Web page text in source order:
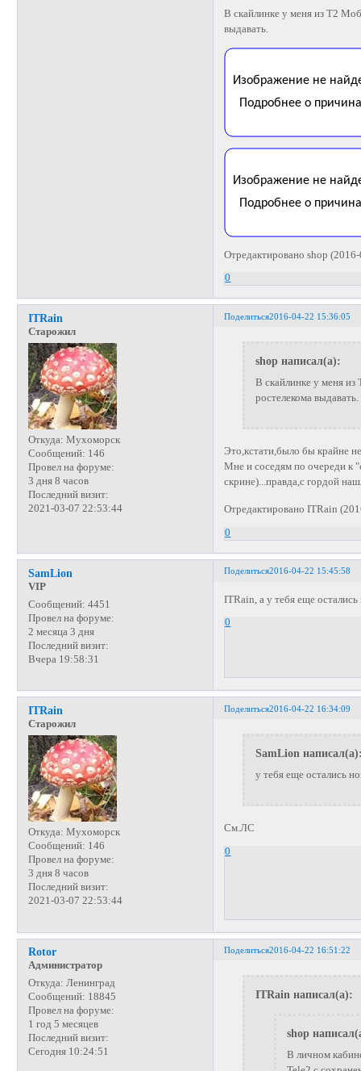
В скайлинке у меня из Т2
выдавать.
Отредактировано shop
0
Поделиться2016-04-22 15:36:05
ITRain
Старожил
Откуда: Мухоморск
Сообщений: 146
Провел на форуме:
3 дня 8 часов
Последний визит:
2021-03-07 22:53:44
shop написал(а):
В скайлинке у меня
ростелекома выдавать.
Это,кстати,было бы крайне
Мне и соседям по очереди к
скрине)...правда,с гордой
Отредактировано ITRain
0
Поделиться2016-04-22 15:45:58
SamLion
VIP
Сообщений: 4451
Провел на форуме:
2 месяца 3 дня
Последний визит:
Вчера 19:58:31
ITRain, а у тебя еще
0
Поделиться2016-04-22 16:34:09
ITRain
Старожил
Откуда: Мухоморск
Сообщений: 146
Провел на форуме:
3 дня 8 часов
Последний визит:
2021-03-07 22:53:44
SamLion
у тебя еще остались
См.ЛС
0
Поделиться2016-04-22 16:51:22
Rotor
Администратор
Откуда: Ленинград
Сообщений: 18845
Провел на форуме:
1 год 5 месяцев
Последний визит:
Сегодня 10:24:51
ITRain написал(а):
shop
В личном